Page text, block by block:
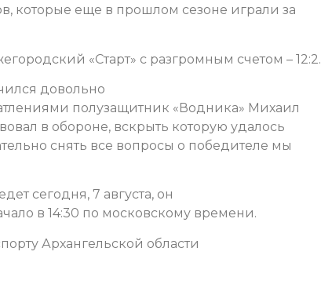
которые еще в прошлом сезоне играли за
«Старт» с разгромным счетом – 12:2.
довольно
полузащитник «Водника» Михаил
в обороне, вскрыть которую удалось
снять все вопросы о победителе мы
сегодня, 7 августа, он
в 14:30 по московскому времени.
Архангельской области